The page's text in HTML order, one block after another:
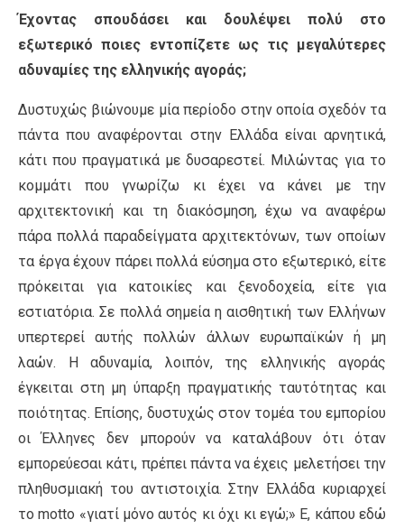
Έχοντας σπουδάσει και δουλέψει πολύ στο
εξωτερικό ποιες εντοπίζετε ως τις μεγαλύτερες
αδυναμίες της ελληνικής αγοράς;
Δυστυχώς βιώνουμε μία περίοδο στην οποία σχεδόν τα
πάντα που αναφέρονται στην Ελλάδα είναι αρνητικά,
κάτι που πραγματικά με δυσαρεστεί. Μιλώντας για το
κομμάτι που γνωρίζω κι έχει να κάνει με την
αρχιτεκτονική και τη διακόσμηση, έχω να αναφέρω
πάρα πολλά παραδείγματα αρχιτεκτόνων, των οποίων
τα έργα έχουν πάρει πολλά εύσημα στο εξωτερικό, είτε
πρόκειται για κατοικίες και ξενοδοχεία, είτε για
εστιατόρια. Σε πολλά σημεία η αισθητική των Ελλήνων
υπερτερεί αυτής πολλών άλλων ευρωπαϊκών ή μη
λαών. Η αδυναμία, λοιπόν, της ελληνικής αγοράς
έγκειται στη μη ύπαρξη πραγματικής ταυτότητας και
ποιότητας. Επίσης, δυστυχώς στον τομέα του εμπορίου
οι Έλληνες δεν μπορούν να καταλάβουν ότι όταν
εμπορεύεσαι κάτι, πρέπει πάντα να έχεις μελετήσει την
πληθυσμιακή του αντιστοιχία. Στην Ελλάδα κυριαρχεί
το motto «γιατί μόνο αυτός κι όχι κι εγώ;» Ε, κάπου εδώ